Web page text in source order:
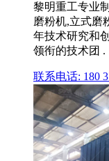
黎明重工专业
磨粉机,立式磨
年技术研究和
领衔的技术团 .
联系电话: 180